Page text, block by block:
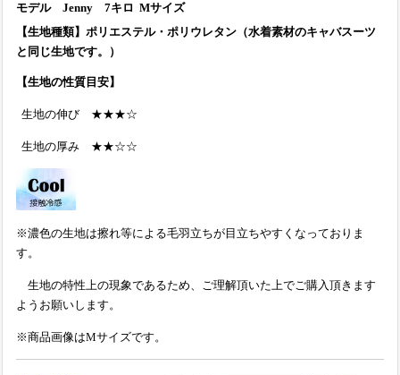
モデル Jenny 7キロ Mサイズ
【生地種類】ポリエステル・ポリウレタン（水着素材のキャバスーツ
と同じ生地です。）
【生地の性質目安】
生地の伸び ★★★☆
生地の厚み ★★☆☆
※濃色の生地は擦れ等による毛羽立ちが目立ちやすくなっておりま
す。
生地の特性上の現象であるため、ご理解頂いた上でご購入頂きます
ようお願いします。
※商品画像はMサイズです。